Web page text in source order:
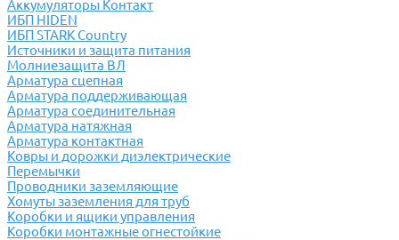
Аккумуляторы Контакт
ИБП HIDEN
ИБП STARK Country
Источники и защита питания
Молниезащита ВЛ
Арматура сцепная
Арматура поддерживающая
Арматура соединительная
Арматура натяжная
Арматура контактная
Ковры и дорожки диэлектрические
Перемычки
Проводники заземляющие
Хомуты заземления для труб
Коробки и ящики управления
Коробки монтажные огнестойкие